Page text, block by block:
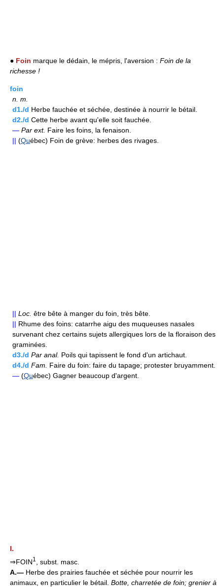
● Foin marque le dédain, le mépris, l'aversion : Foin de la
richesse !
foin
n. m.
d1./d Herbe fauchée et séchée, destinée à nourrir le bétail.
d2./d Cette herbe avant qu'elle soit fauchée.
— Par ext. Faire les foins, la fenaison.
|| (Québec) Foin de grève: herbes des rivages.
|| Loc. être bête à manger du foin, très bête.
|| Rhume des foins: catarrhe aigu des muqueuses nasales
survenant chez certains sujets allergiques lors de la floraison des
graminées.
d3./d Par anal. Poils qui tapissent le fond d'un artichaut.
d4./d Fam. Faire du foin: faire du tapage; protester bruyamment.
— (Québec) Gagner beaucoup d'argent.
I.
⇒FOIN1
, subst. masc.
A.— Herbe des prairies fauchée et séchée pour nourrir les
animaux, en particulier le bétail. Botte, charretée de foin; grenier à